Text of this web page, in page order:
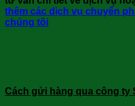
thêm các dịch vụ chuyển
chúng tôi
Cách gửi hàng qua công ty